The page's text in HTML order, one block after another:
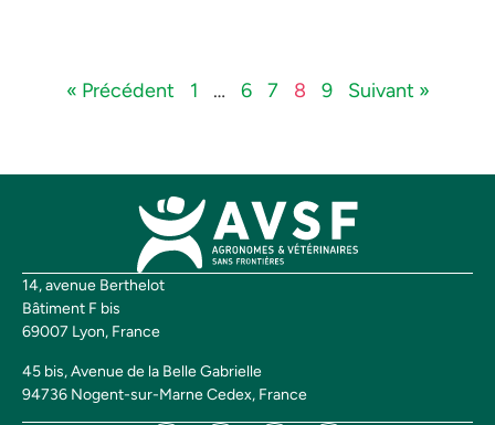
« Précédent 1 … 6 7 8 9 Suivant »
14, avenue Berthelot
Bâtiment F bis
69007 Lyon, France
45 bis, Avenue de la Belle Gabrielle
94736 Nogent-sur-Marne Cedex, France